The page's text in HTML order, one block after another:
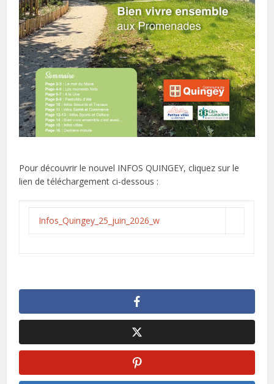
Pour découvrir le nouvel INFOS QUINGEY, cliquez sur le
lien de téléchargement ci-dessous :
Infos_Quingey_25_juin_2026_w